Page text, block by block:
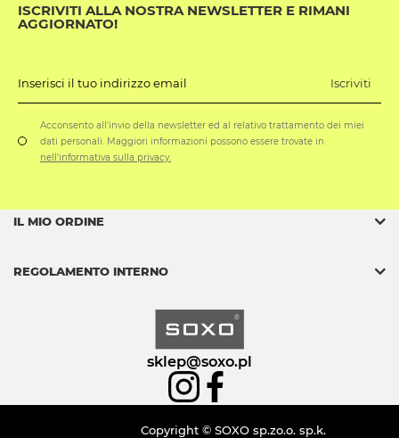
ISCRIVITI ALLA NOSTRA NEWSLETTER E RIMANI
AGGIORNATO!
Inserisci il tuo indirizzo email Iscriviti
Acconsento all'invio della newsletter ed al relativo trattamento dei miei
dati personali. Maggiori informazioni possono essere trovate in
nell'informativa sulla privacy.
sklep@soxo.pl
IL MIO ORDINE
REGOLAMENTO INTERNO
Copyright © SOXO sp.zo.o. sp.k.